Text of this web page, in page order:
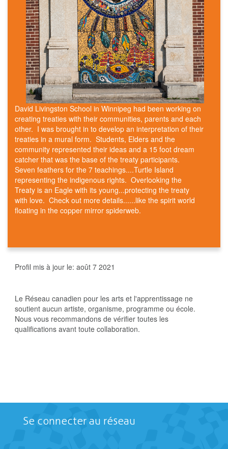
David Livingston School in Winnipeg had been working on
creating treaties with their communities, parents and each
other. I was brought in to develop an interpretation of their
treaties in a mural form. Students, Elders and the
community represented their ideas and a 15 foot dream
catcher that was the base of the treaty participants.
Seven feathers for the 7 teachings....Turtle Island
representing the indigenous rights. Overlooking the
Treaty is an Eagle with its young...protecting the treaty
with love. Check out more details......like the spirit world
floating in the copper mirror spiderweb.
Profil mis à jour le: août 7 2021
Le Réseau canadien pour les arts et l'apprentissage ne
soutient aucun artiste, organisme, programme ou école.
Nous vous recommandons de vérifier toutes les
qualifications avant toute collaboration.
Se connecter au réseau